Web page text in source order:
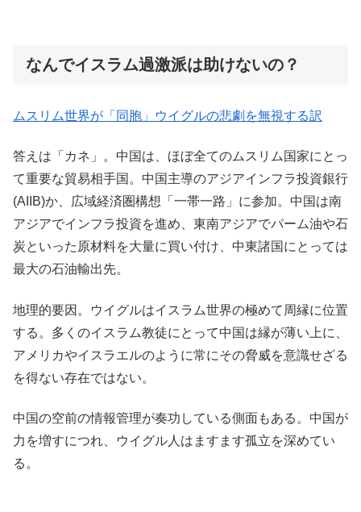
なんでイスラム過激派は助けないの？
ムスリム世界が「同胞」ウイグルの悲劇を無視する訳
答えは「カネ」。中国は、ほぼ全てのムスリム国家にとっ
て重要な貿易相手国。中国主導のアジアインフラ投資銀行
(AIIB)か、広域経済圏構想「一帯一路」に参加。中国は南
アジアでインフラ投資を進め、東南アジアでパーム油や石
炭といった原材料を大量に買い付け、中東諸国にとっては
最大の石油輸出先。
地理的要因。ウイグルはイスラム世界の極めて周縁に位置
する。多くのイスラム教徒にとって中国は縁が薄い上に、
アメリカやイスラエルのように常にその脅威を意識せざる
を得ない存在ではない。
中国の空前の情報管理が奏功している側面もある。中国が
力を増すにつれ、ウイグル人はますます孤立を深めてい
る。